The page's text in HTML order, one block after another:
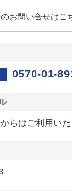
お問い合せはこ
0570-01-
らはご利用いた